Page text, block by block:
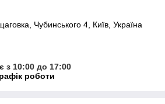
Чубинського 4, Київ, Україна
з 10:00 до 17:00
роботи